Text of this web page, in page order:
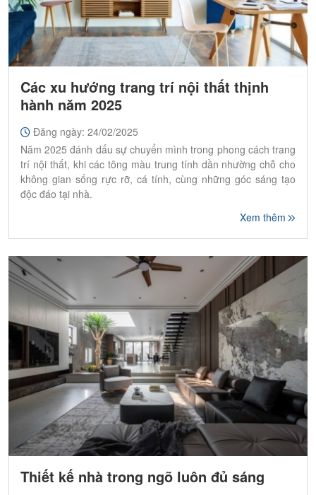
Các xu hướng trang trí nội thất thịnh
hành năm 2025
Đăng ngày: 24/02/2025
Năm 2025 đánh dấu sự chuyển mình trong phong cách trang
trí nội thất, khi các tông màu trung tính dần nhường chỗ cho
không gian sống rực rỡ, cá tính, cùng những góc sáng tạo
độc đáo tại nhà.
Xem thêm
Thiết kế nhà trong ngõ luôn đủ sáng